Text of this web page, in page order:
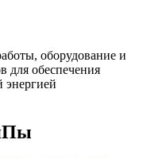
оборудование и
для обеспечения
энергией